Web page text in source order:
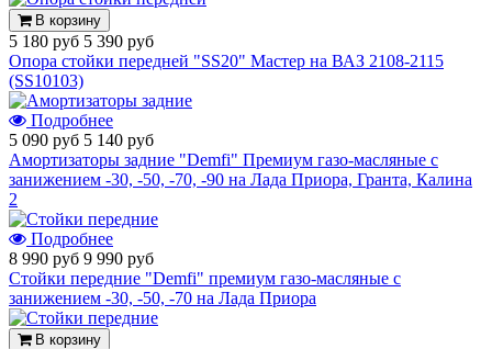
В корзину
5 180 руб 5 390 руб
Опора стойки передней "SS20" Мастер на ВАЗ 2108-2115
(SS10103)
Подробнее
5 090 руб 5 140 руб
Амортизаторы задние "Demfi" Премиум газо-масляные с
занижением -30, -50, -70, -90 на Лада Приора, Гранта, Калина
2
Подробнее
8 990 руб 9 990 руб
Стойки передние "Demfi" премиум газо-масляные с
занижением -30, -50, -70 на Лада Приора
В корзину